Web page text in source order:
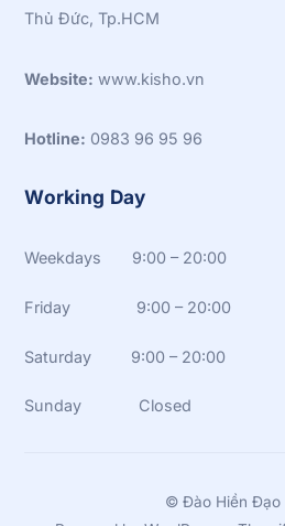
Thủ Đức, Tp.HCM
Website: www.kisho.vn
Hotline: 0983 96 95 96
Working Day
Weekdays 9:00 – 20:00
Friday 9:00 – 20:00
Saturday 9:00 – 20:00
Sunday Closed
©Đào Hiền Đạo